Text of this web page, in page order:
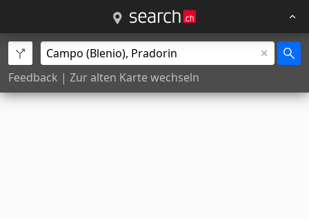
Feedback | Zur alten Karte wechseln